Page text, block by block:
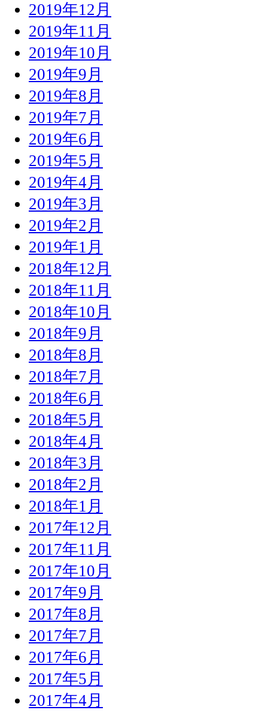
2019年12月
2019年11月
2019年10月
2019年9月
2019年8月
2019年7月
2019年6月
2019年5月
2019年4月
2019年3月
2019年2月
2019年1月
2018年12月
2018年11月
2018年10月
2018年9月
2018年8月
2018年7月
2018年6月
2018年5月
2018年4月
2018年3月
2018年2月
2018年1月
2017年12月
2017年11月
2017年10月
2017年9月
2017年8月
2017年7月
2017年6月
2017年5月
2017年4月